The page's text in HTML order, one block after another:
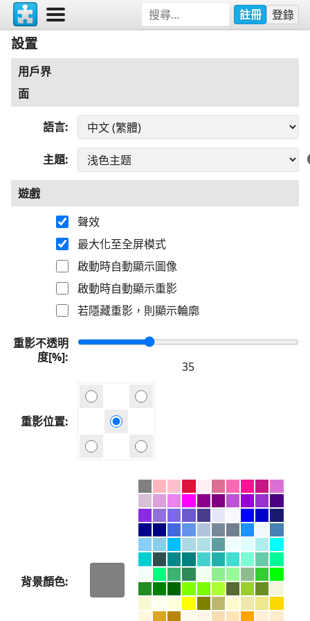
註冊 登錄
設置
用戶界
面
語言
主題
遊戲
聲效
最大化至全屏模式
啟動時自動顯示圖像
啟動時自動顯示重影
若隱藏重影，則顯示輪廓
重影不透明
度[%]
重影位置
背景顏色